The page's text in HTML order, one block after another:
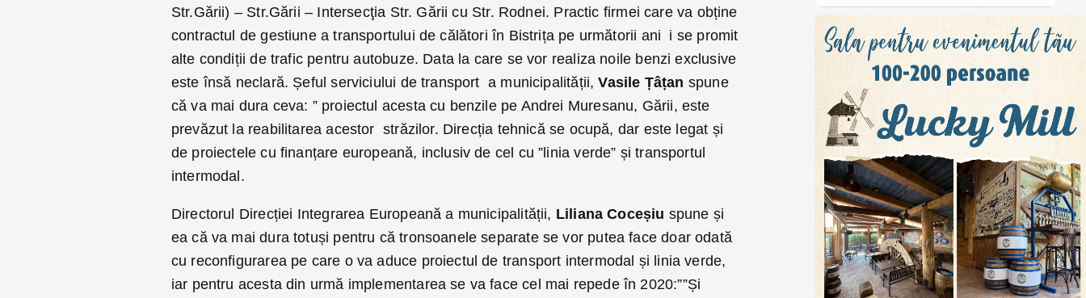
Str.Gării) – Str.Gării – Intersecţia Str. Gării cu Str. Rodnei. Practic firmei care va obține
contractul de gestiune a transportului de călători în Bistrița pe următorii ani i se promit
alte condiții de trafic pentru autobuze. Data la care se vor realiza noile benzi exclusive
este însă neclară. Șeful serviciului de transport a municipalității,Vasile Țâțan spune
că va mai dura ceva: ” proiectul acesta cu benzile pe Andrei Muresanu, Gării, este
prevăzut la reabilitarea acestor străzilor. Direcția tehnică se ocupă, dar este legat și
de proiectele cu finanțare europeană, inclusiv de cel cu ”linia verde” și transportul
intermodal.
Directorul Direcției Integrarea Europeană a municipalității, Liliana Coceșiu spune și
ea că va mai dura totuși pentru că tronsoanele separate se vor putea face doar odată
cu reconfigurarea pe care o va aduce proiectul de transport intermodal și linia verde,
iar pentru acesta din urmă implementarea se va face cel mai repede în 2020:””Și